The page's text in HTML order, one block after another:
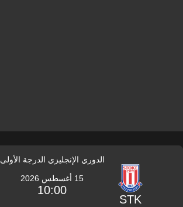
الدوري الإنجليزي الدرجة الأولى
STK
15 أغسطس 2026
10:00